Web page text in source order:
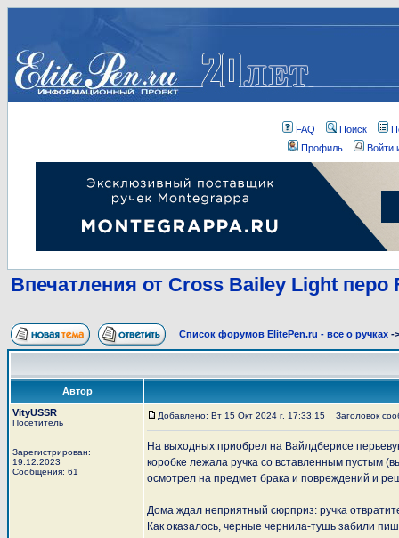
FAQ Поиск
Профиль
Войти
Впечатления от Cross Bailey Light перо
Список форумов ElitePen.ru - все о ручках -
Автор
VityUSSR
Посетитель
Зарегистрирован:
19.12.2023
Сообщения: 61
Добавлено: Вт 15 Окт 2024 г. 17:33:15 Заголовок
На выходных приобрел на Вайлдберисе
коробке лежала ручка со вставленным пустым
осмотрел на предмет брака и повреждений и
Дома ждал неприятный сюрприз: ручка
Как оказалось, черные чернила-тушь забили